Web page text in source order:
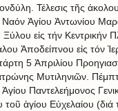
Τέλεσις τῆς
Ναόν Ἁγίου Ἀντωνίου
εἰς τήν Κεντρικήν
Ἀποδείπνου εἰς τόν
5 Ἀπριλίου
Μυτιληνιῶν.
Παντελεήμονος
τοῦ ἁγίου Εὐχελαίου